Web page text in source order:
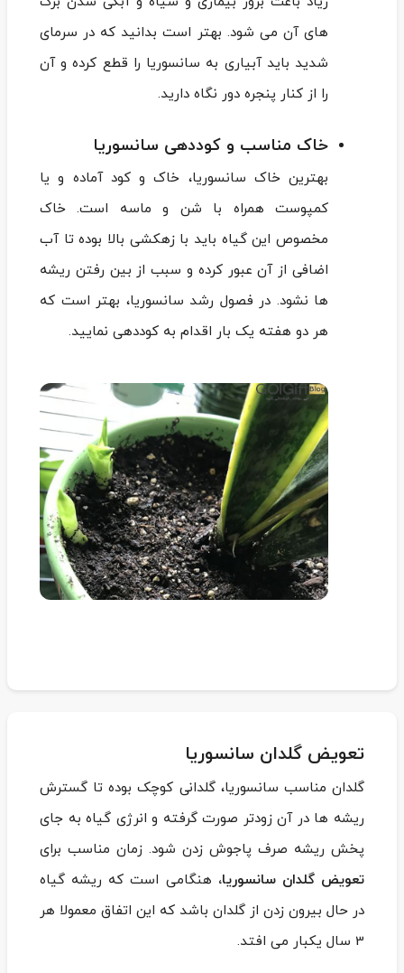
های آن می شود. بهتر است بدانید که در سرمای
شدید باید آبیاری به سانسوریا را قطع کرده و آن
را از کنار پنجره دور نگاه دارید.
خاک مناسب و کوددهی سانسوریا
بهترین خاک سانسوریا، خاک و کود آماده و یا
کمپوست همراه با شن و ماسه است. خاک
مخصوص این گیاه باید با زهکشی بالا بوده تا آب
اضافی از آن عبور کرده و سبب از بین رفتن ریشه
ها نشود. در فصول رشد سانسوریا، بهتر است که
هر دو هفته یک بار اقدام به کوددهی نمایید.
تعویض گلدان سانسوریا
گلدان مناسب سانسوریا، گلدانی کوچک بوده تا گسترش
ریشه ها در آن زودتر صورت گرفته و انرژی گیاه به جای
پخش ریشه صرف پاجوش زدن شود. زمان مناسب برای
تعویض گلدان سانسوریا، هنگامی است که ریشه گیاه
در حال بیرون زدن از گلدان باشد که این اتفاق معمولا هر
3 سال یکبار می افتد.